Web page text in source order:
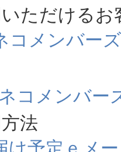
ただけるお
コメンバーズ
コメンバー
法